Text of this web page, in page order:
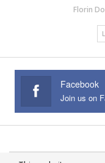
Florin
Facebook